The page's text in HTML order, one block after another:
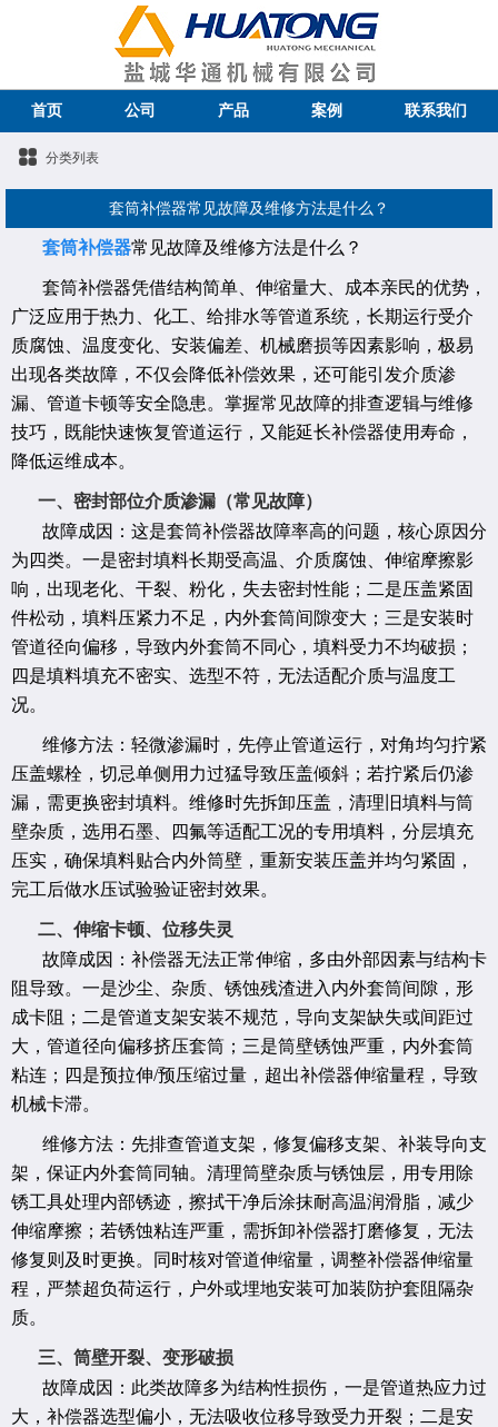
首页 公司 产品 案例 联系我们
分类列表
套筒补偿器常见故障及维修方法是什么？
套筒补偿器常见故障及维修方法是什么？
套筒补偿器凭借结构简单、伸缩量大、成本亲民的优势，
广泛应用于热力、化工、给排水等管道系统，长期运行受介
质腐蚀、温度变化、安装偏差、机械磨损等因素影响，极易
出现各类故障，不仅会降低补偿效果，还可能引发介质渗
漏、管道卡顿等安全隐患。掌握常见故障的排查逻辑与维修
技巧，既能快速恢复管道运行，又能延长补偿器使用寿命，
降低运维成本。
一、密封部位介质渗漏（常见故障）
故障成因：这是套筒补偿器故障率高的问题，核心原因分
为四类。一是密封填料长期受高温、介质腐蚀、伸缩摩擦影
响，出现老化、干裂、粉化，失去密封性能；二是压盖紧固
件松动，填料压紧力不足，内外套筒间隙变大；三是安装时
管道径向偏移，导致内外套筒不同心，填料受力不均破损；
四是填料填充不密实、选型不符，无法适配介质与温度工
况。
维修方法：轻微渗漏时，先停止管道运行，对角均匀拧紧
压盖螺栓，切忌单侧用力过猛导致压盖倾斜；若拧紧后仍渗
漏，需更换密封填料。维修时先拆卸压盖，清理旧填料与筒
壁杂质，选用石墨、四氟等适配工况的专用填料，分层填充
压实，确保填料贴合内外筒壁，重新安装压盖并均匀紧固，
完工后做水压试验验证密封效果。
二、伸缩卡顿、位移失灵
故障成因：补偿器无法正常伸缩，多由外部因素与结构卡
阻导致。一是沙尘、杂质、锈蚀残渣进入内外套筒间隙，形
成卡阻；二是管道支架安装不规范，导向支架缺失或间距过
大，管道径向偏移挤压套筒；三是筒壁锈蚀严重，内外套筒
粘连；四是预拉伸/预压缩过量，超出补偿器伸缩量程，导致
机械卡滞。
维修方法：先排查管道支架，修复偏移支架、补装导向支
架，保证内外套筒同轴。清理筒壁杂质与锈蚀层，用专用除
锈工具处理内部锈迹，擦拭干净后涂抹耐高温润滑脂，减少
伸缩摩擦；若锈蚀粘连严重，需拆卸补偿器打磨修复，无法
修复则及时更换。同时核对管道伸缩量，调整补偿器伸缩量
程，严禁超负荷运行，户外或埋地安装可加装防护套阻隔杂
质。
三、筒壁开裂、变形破损
故障成因：此类故障多为结构性损伤，一是管道热应力过
大，补偿器选型偏小，无法吸收位移导致受力开裂；二是安